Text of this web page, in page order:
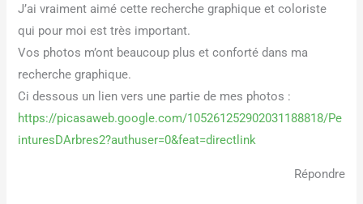
J’ai vraiment aimé cette recherche graphique et coloriste
qui pour moi est très important.
Vos photos m’ont beaucoup plus et conforté dans ma
recherche graphique.
Ci dessous un lien vers une partie de mes photos :
https://picasaweb.google.com/105261252902031188818/Pe
inturesDArbres2?authuser=0&feat=directlink
Répondre